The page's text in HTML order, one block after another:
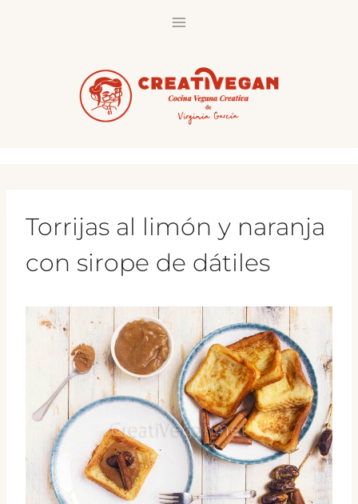
Torrijas al limón y naranja
con sirope de dátiles